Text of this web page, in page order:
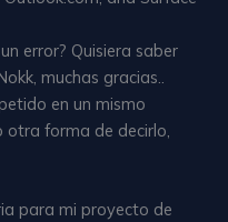
error? Quisiera saber
muchas gracias..
en un mismo
otra forma de decirlo,
para mi proyecto de